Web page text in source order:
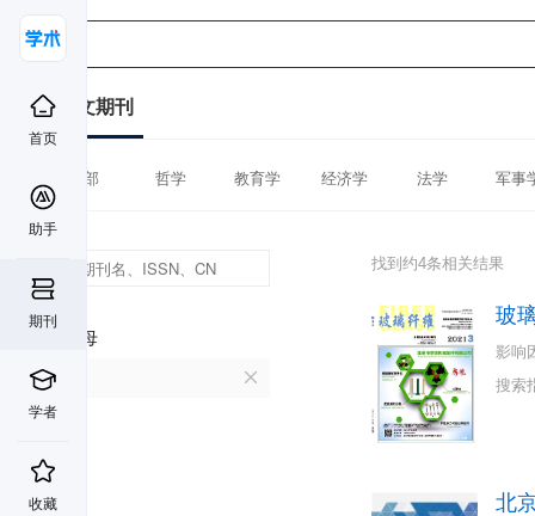
首页
助手
期刊
学者
收藏
中文期刊
全部 哲学 教育学 经济学 法学 军事
首字母
B
找到约4条相关结果
玻
影响
搜索
北